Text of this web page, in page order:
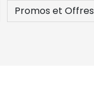
Promos et Offres